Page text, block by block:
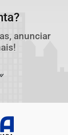
anunciar